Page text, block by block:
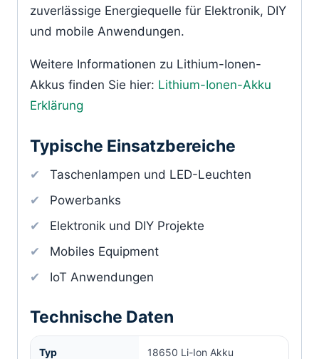
zuverlässige Energiequelle für Elektronik, DIY
und mobile Anwendungen.
Weitere Informationen zu Lithium-Ionen-
Akkus finden Sie hier: Lithium-Ionen-Akku
Erklärung
Typische Einsatzbereiche
Taschenlampen und LED-Leuchten
Powerbanks
Elektronik und DIY Projekte
Mobiles Equipment
IoT Anwendungen
Technische Daten
Typ 18650 Li-Ion Akku